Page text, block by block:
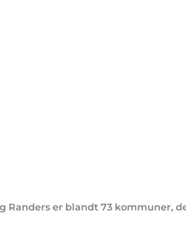
er blandt 73 kommuner,